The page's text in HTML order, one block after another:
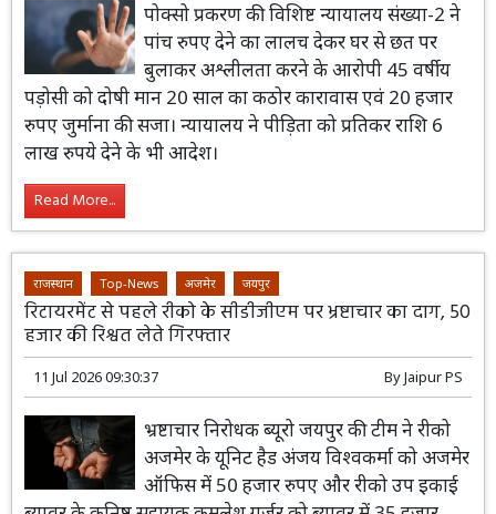
पोक्सो प्रकरण की विशिष्ट न्यायालय संख्या-2 ने
पांच रुपए देने का लालच देकर घर से छत पर
बुलाकर अश्लीलता करने के आरोपी 45 वर्षीय
पड़ोसी को दोषी मान 20 साल का कठोर कारावास एवं 20 हजार
रुपए जुर्माना की सजा। न्यायालय ने पीड़िता को प्रतिकर राशि 6
लाख रुपये देने के भी आदेश।
Read More...
राजस्थान Top-News अजमेर जयपुर
रिटायरमेंट से पहले रीको के सीडीजीएम पर भ्रष्टाचार का दाग, 50
हजार की रिश्वत लेते गिरफ्तार
11 Jul 2026 09:30:37 ByJaipur PS
भ्रष्टाचार निरोधक ब्यूरो जयपुर की टीम ने रीको
अजमेर के यूनिट हैड अंजय विश्वकर्मा को अजमेर
ऑफिस में 50 हजार रुपए और रीको उप इकाई